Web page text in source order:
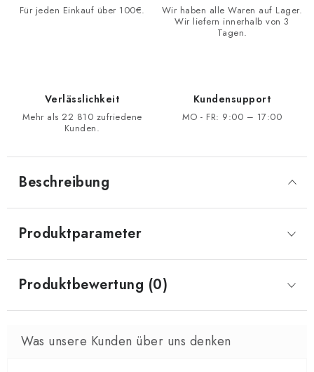
Für jeden Einkauf über 100€.
Wir haben alle Waren auf Lager.
Wir liefern innerhalb von 3
Tagen.
Verlässlichkeit
Mehr als 22 810 zufriedene
Kunden.
Kundensupport
MO - FR: 9:00 – 17:00
Beschreibung
Produktparameter
Produktbewertung (0)